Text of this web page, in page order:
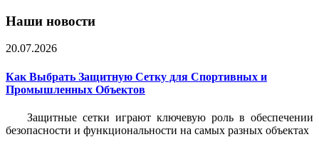
Наши новости
20.07.2026
Как Выбрать Защитную Сетку для Спортивных и
Промышленных Объектов
Защитные сетки играют ключевую роль в обеспечении
безопасности и функциональности на самых разных объектах